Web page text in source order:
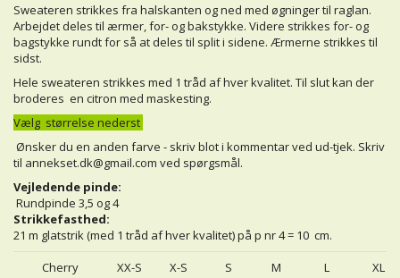
Sweateren strikkes fra halskanten og ned med øgninger til raglan.
Arbejdet deles til ærmer, for- og bakstykke. Videre strikkes for- og
bagstykke rundt for så at deles til split i sidene. Ærmerne strikkes til
sidst.
Hele sweateren strikkes med 1 tråd af hver kvalitet. Til slut kan der
broderes en citron med maskesting.
Vælg størrelse nederst
Ønsker du en anden farve - skriv blot i kommentar ved ud-tjek. Skriv
til annekset.dk@gmail.com ved spørgsmål.
Vejledende pinde:
Rundpinde 3,5 og 4
Strikkefasthed:
21 m glatstrik (med 1 tråd af hver kvalitet) på p nr 4 = 10 cm.
Cherry
XX-S X-S S M L XL